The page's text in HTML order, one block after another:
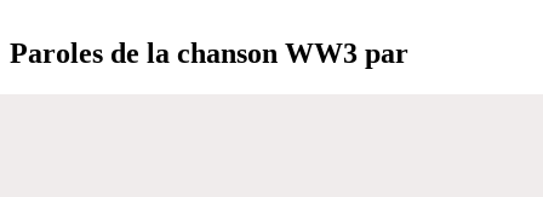
Paroles de la chanson WW3 par